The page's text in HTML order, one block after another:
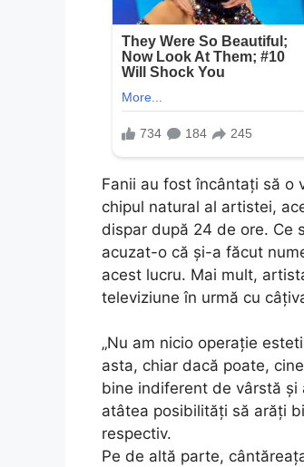
Fanii au fost încântați să o
chipul natural al artistei,
dispar după 24 de ore. Ce
acuzat-o că și-a făcut
acest lucru. Mai mult,
televiziune în urmă cu
„Nu am nicio operație
asta, chiar dacă poate,
bine indiferent de vârstă și
atâtea posibilități să arăți
respectiv.
Pe de altă parte,